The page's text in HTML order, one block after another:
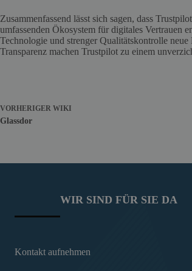
Zusammenfassend lässt sich sagen, dass
umfassenden Ökosystem für digitales Vertrauen
Technologie und strenger Qualitätskontrolle
Transparenz machen Trustpilot zu einem
VORHERIGER WIKI
Glassdor
WIR SIND FÜR SIE DA
Kontakt aufnehmen